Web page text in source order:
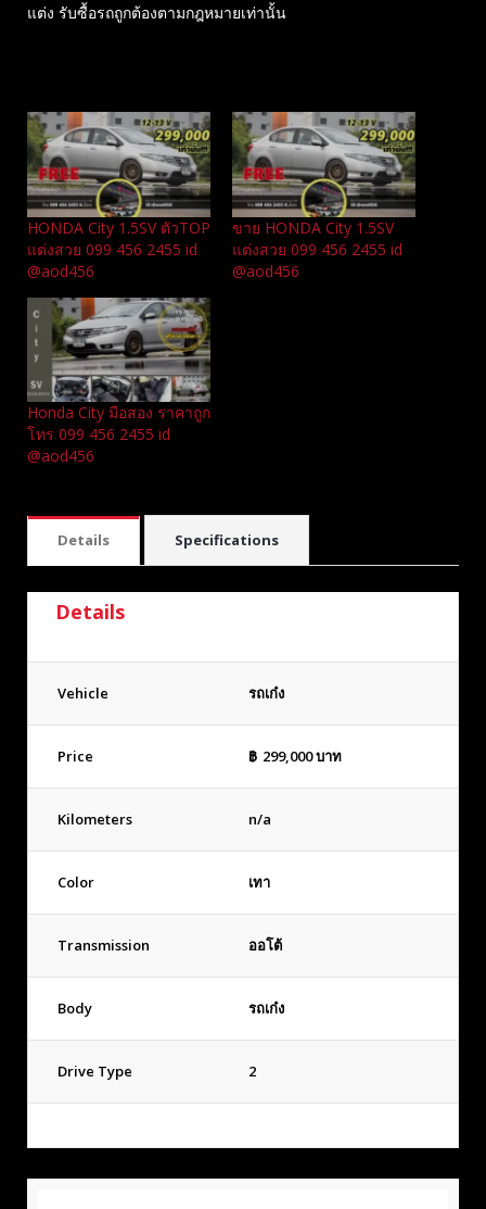
แต่ง รับซื้อรถถูกต้องตามกฎหมายเท่านั้น
HONDA City 1.5SV ตัวTOP
แต่งสวย 099 456 2455 id
@aod456
ขาย HONDA City 1.5SV
แต่งสวย 099 456 2455 id
@aod456
Honda City มือสอง ราคาถูก
โทร 099 456 2455 id
@aod456
Details Specifications
Details
Vehicle รถเก๋ง
Price ฿ 299,000บาท
Kilometers n/a
Color เทา
Transmission ออโต้
Body รถเก๋ง
Drive Type 2